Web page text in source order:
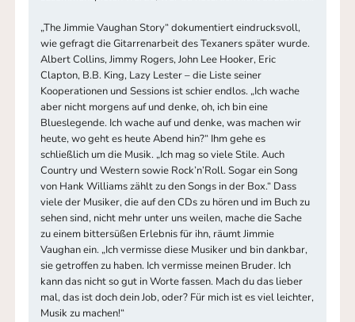
„The Jimmie Vaughan Story“ dokumentiert eindrucksvoll,
wie gefragt die Gitarrenarbeit des Texaners später wurde.
Albert Collins, Jimmy Rogers, John Lee Hooker, Eric
Clapton, B.B. King, Lazy Lester – die Liste seiner
Kooperationen und Sessions ist schier endlos. „Ich wache
aber nicht morgens auf und denke, oh, ich bin eine
Blueslegende. Ich wache auf und denke, was machen wir
heute, wo geht es heute Abend hin?“ Ihm gehe es
schließlich um die Musik. „Ich mag so viele Stile. Auch
Country und Western sowie Rock’n’Roll. Sogar ein Song
von Hank Williams zählt zu den Songs in der Box.“ Dass
viele der Musiker, die auf den CDs zu hören und im Buch zu
sehen sind, nicht mehr unter uns weilen, mache die Sache
zu einem bittersüßen Erlebnis für ihn, räumt Jimmie
Vaughan ein. „Ich vermisse diese Musiker und bin dankbar,
sie getroffen zu haben. Ich vermisse meinen Bruder. Ich
kann das nicht so gut in Worte fassen. Mach du das lieber
mal, das ist doch dein Job, oder? Für mich ist es viel leichter,
Musik zu machen!“